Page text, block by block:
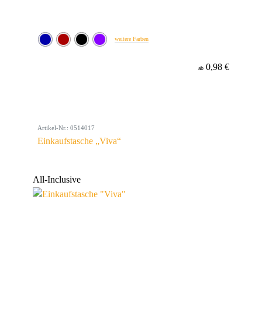
weitere Farben
ab 0,98 €
Artikel-Nr.: 0514017
Einkaufstasche „Viva“
All-Inclusive